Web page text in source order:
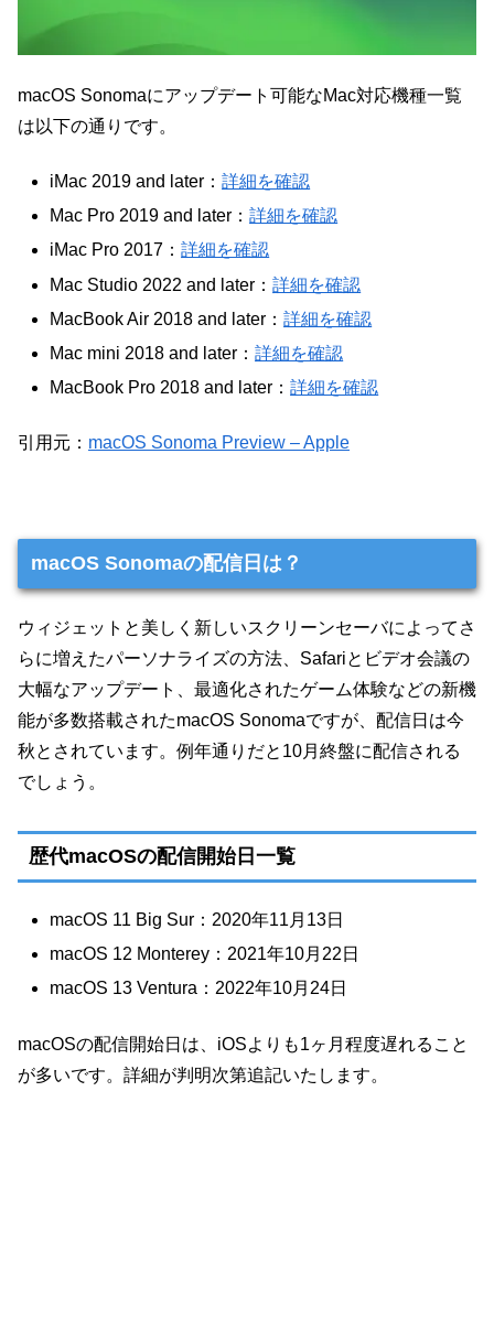
macOS Sonomaにアップデート可能なMac対応機種一覧
は以下の通りです。
iMac 2019 and later：詳細を確認
Mac Pro 2019 and later：詳細を確認
iMac Pro 2017：詳細を確認
Mac Studio 2022 and later：詳細を確認
MacBook Air 2018 and later：詳細を確認
Mac mini 2018 and later：詳細を確認
MacBook Pro 2018 and later：詳細を確認
引用元： macOS Sonoma Preview – Apple
macOS Sonomaの配信日は？
ウィジェットと美しく新しいスクリーンセーバによってさ
らに増えたパーソナライズの方法、Safariとビデオ会議の
大幅なアップデート、最適化されたゲーム体験などの新機
能が多数搭載されたmacOS Sonomaですが、配信日は今
秋とされています。例年通りだと10月終盤に配信される
でしょう。
歴代macOSの配信開始日一覧
macOS 11 Big Sur：2020年11月13日
macOS 12 Monterey：2021年10月22日
macOS 13 Ventura：2022年10月24日
macOSの配信開始日は、iOSよりも1ヶ月程度遅れること
が多いです。詳細が判明次第追記いたします。